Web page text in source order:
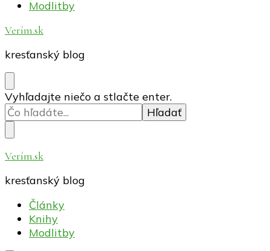
Modlitby
Verím.sk
kresťanský blog
Hľadáte
niečo?
Vyhľadajte niečo a stlačte enter.
Verím.sk
kresťanský blog
Články
Knihy
Modlitby